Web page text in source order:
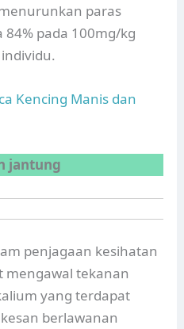
paras
pada 100mg/kg
Kencing Manis dan
jantung
penjagaan kesihatan
mengawal tekanan
yang terdapat
berlawanan